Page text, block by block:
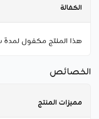
الكفالة
هذا المنتج مكفول
الخصائص
مميزات المنتج